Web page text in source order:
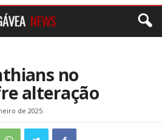
no
alteração
de 2025